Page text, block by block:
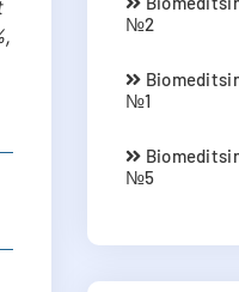
№2
№1
№5